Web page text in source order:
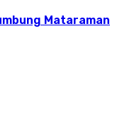
Mataraman